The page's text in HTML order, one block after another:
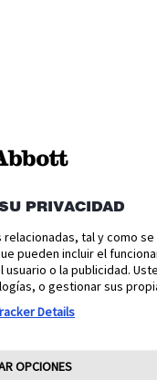
PRIVACIDAD
tal y como
pueden incluir el
o la publicidad.
o gestionar sus
Details
OPCIONES